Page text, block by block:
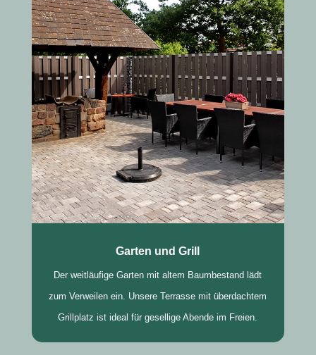
Garten und Grill
Der weitläufige Garten mit altem Baumbestand lädt
zum Verweilen ein. Unsere Terrasse mit überdachtem
Grillplatz ist ideal für gesellige Abende im Freien.